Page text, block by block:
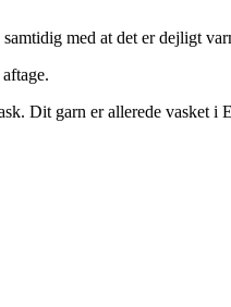
med at det er dejligt
Dit garn er allerede vasket i